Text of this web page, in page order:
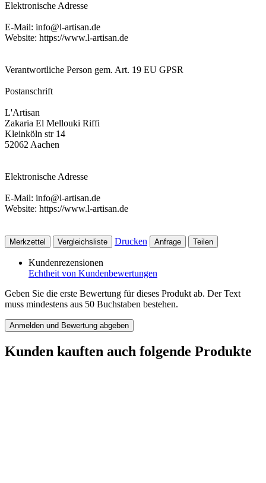
Elektronische Adresse
E-Mail: info@l-artisan.de
Website: https://www.l-artisan.de
Verantwortliche Person gem. Art. 19 EU GPSR
Postanschrift
L'Artisan
Zakaria El Mellouki Riffi
Kleinköln str 14
52062 Aachen
Elektronische Adresse
E-Mail: info@l-artisan.de
Website: https://www.l-artisan.de
Merkzettel Vergleichsliste Drucken Anfrage Teilen
Kundenrezensionen
Echtheit von Kundenbewertungen
Geben Sie die erste Bewertung für dieses Produkt ab. Der Text
muss mindestens aus 50 Buchstaben bestehen.
Anmelden und Bewertung abgeben
Kunden kauften auch folgende Produkte